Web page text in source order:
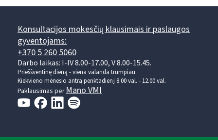
Konsultacijos mokesčių klausimais ir paslaugos
gyventojams:
+370 5 260 5060
Darbo laikas: I-IV 8.00-17.00, V 8.00-15.45.
Prieššventinę dieną - viena valanda trumpiau.
Kiekvieno mėnesio antrą penktadienį 8.00 val. - 12.00 val.
Paklausimas perMano VMI